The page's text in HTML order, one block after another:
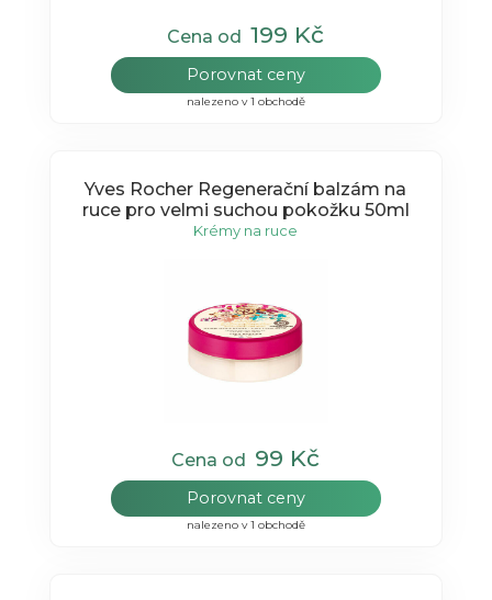
Cena od 199 Kč
Porovnat ceny
nalezeno v 1 obchodě
Yves Rocher Regenerační balzám na
ruce pro velmi suchou pokožku 50ml
Krémy na ruce
Cena od 99 Kč
Porovnat ceny
nalezeno v 1 obchodě